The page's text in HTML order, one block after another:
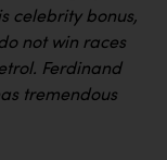
celebrity bonus,
not win races
Ferdinand
tremendous